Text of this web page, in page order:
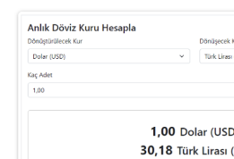
Dolar (USD)